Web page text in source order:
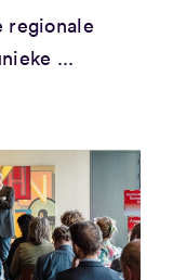
regionale
...